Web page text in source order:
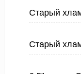
Старый
Старый